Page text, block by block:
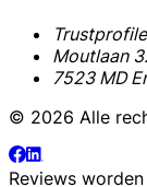
Trustprofile
Moutlaan
7523 MD
© 2026 Alle
Reviews